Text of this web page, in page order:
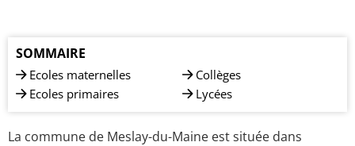
SOMMAIRE
Ecoles maternelles
Ecoles primaires
Collèges
Lycées
La commune de Meslay-du-Maine est située dans